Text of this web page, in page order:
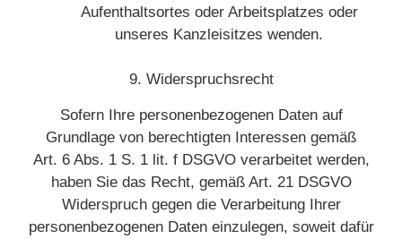
Aufenthaltsortes oder Arbeitsplatzes oder
unseres Kanzleisitzes wenden.
9. Widerspruchsrecht
Sofern Ihre personenbezogenen Daten auf
Grundlage von berechtigten Interessen gemäß
Art. 6 Abs. 1 S. 1 lit. f DSGVO verarbeitet werden,
haben Sie das Recht, gemäß Art. 21 DSGVO
Widerspruch gegen die Verarbeitung Ihrer
personenbezogenen Daten einzulegen, soweit dafür